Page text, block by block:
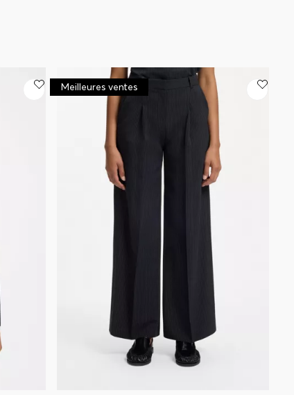
Meilleures ventes